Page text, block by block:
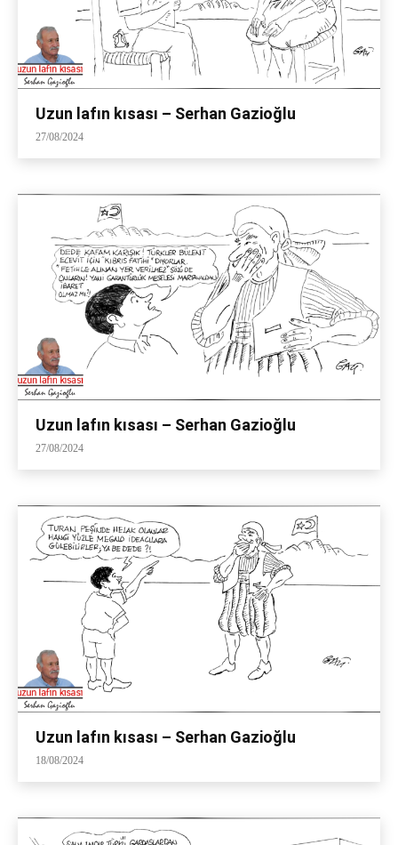
Uzun lafın kısası – Serhan Gazioğlu
27/08/2024
Uzun lafın kısası – Serhan Gazioğlu
27/08/2024
Uzun lafın kısası – Serhan Gazioğlu
18/08/2024